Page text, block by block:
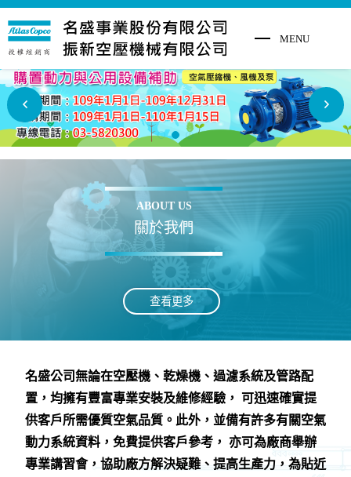
ABOUT US
關於我們
查看更多
名盛公司無論在空壓機、乾燥機、過濾系統及管路配
置，均擁有豐富專業安裝及維修經驗， 可迅速確實提
供客戶所需優質空氣品質。此外，並備有許多有關空氣
動力系統資料，免費提供客戶參考， 亦可為廠商舉辦
專業講習會，協助廠方解決疑難、提高生產力，為貼近